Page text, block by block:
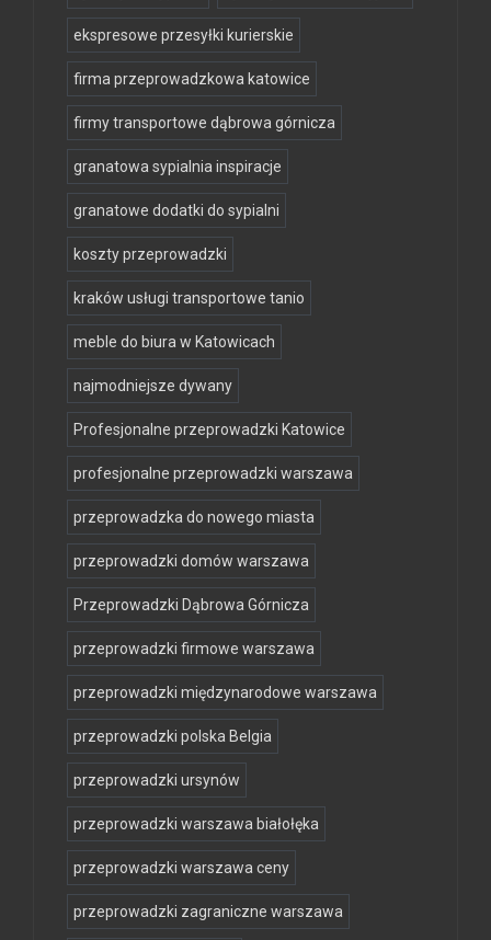
ekspresowe przesyłki kurierskie
firma przeprowadzkowa katowice
firmy transportowe dąbrowa górnicza
granatowa sypialnia inspiracje
granatowe dodatki do sypialni
koszty przeprowadzki
kraków usługi transportowe tanio
meble do biura w Katowicach
najmodniejsze dywany
Profesjonalne przeprowadzki Katowice
profesjonalne przeprowadzki warszawa
przeprowadzka do nowego miasta
przeprowadzki domów warszawa
Przeprowadzki Dąbrowa Górnicza
przeprowadzki firmowe warszawa
przeprowadzki międzynarodowe warszawa
przeprowadzki polska Belgia
przeprowadzki ursynów
przeprowadzki warszawa białołęka
przeprowadzki warszawa ceny
przeprowadzki zagraniczne warszawa